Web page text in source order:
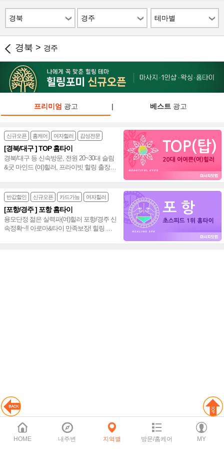
경북 경주 테마별
경북 > 경주
프리미엄 광고 | 베스트광고
신규오픈 홈케어 여자힐러 감성전문
[경북/대구 ] TOP 홈타이
경북/대구 등 신속방문, 전원 20~30대 슬림
&굿 마인드 (여)힐러, 프라이빗 힐링 출장
반값할인 신규오픈 카드가능 여자힐러
[포항/경주 ] 포항 홈타이
용모단정 젊은 실력파(여)힐러 포항/경주 신
속정확~!! 아로마&타이 만족보장! 힐링 테
HOME 내주변 지역별 방문/홈케어 MY